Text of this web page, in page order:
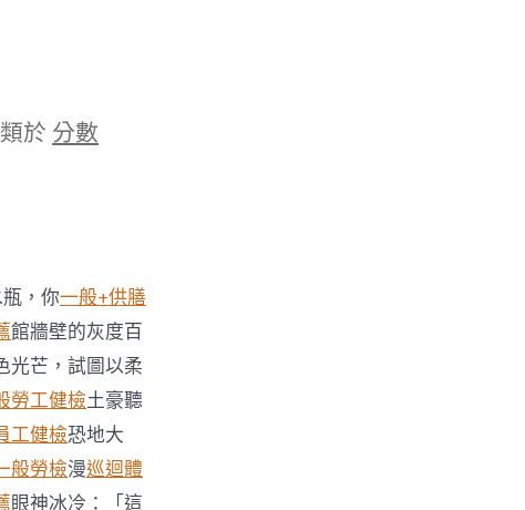
於 分數
，你一般+供膳
館牆壁的灰度百
光芒，試圖以柔
勞工健檢土豪聽
工健檢恐地大
般勞檢漫巡迴體
眼神冰冷：「這